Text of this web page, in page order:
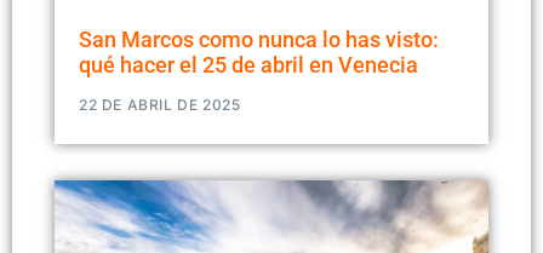
San Marcos como nunca lo has visto:
qué hacer el 25 de abril en Venecia
22 DE ABRIL DE 2025